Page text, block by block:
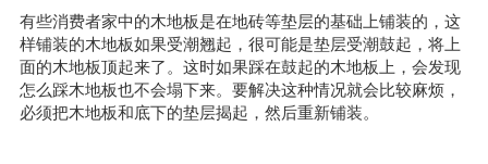
有些消费者家中的木地板是在地砖等垫层的基础上铺装的，这
样铺装的木地板如果受潮翘起，很可能是垫层受潮鼓起，将上
面的木地板顶起来了。这时如果踩在鼓起的木地板上，会发现
怎么踩木地板也不会塌下来。要解决这种情况就会比较麻烦，
必须把木地板和底下的垫层揭起，然后重新铺装。